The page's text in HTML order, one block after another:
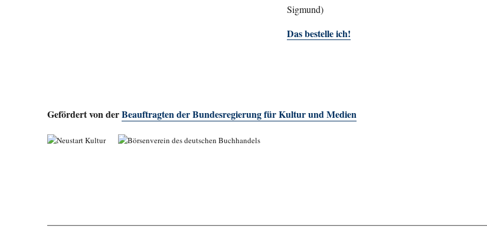
Sigmund)
Das bestelle ich!
Gefördert von derBeauftragten der Bundesregierung für Kultur und Medien